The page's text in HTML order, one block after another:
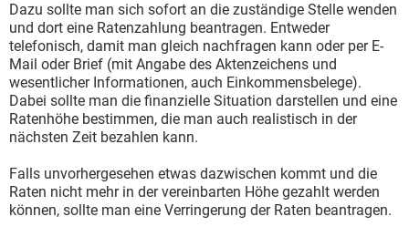
Dazu sollte man sich sofort an die zuständige Stelle wenden
und dort eine Ratenzahlung beantragen. Entweder
telefonisch, damit man gleich nachfragen kann oder per E-
Mail oder Brief (mit Angabe des Aktenzeichens und
wesentlicher Informationen, auch Einkommensbelege).
Dabei sollte man die finanzielle Situation darstellen und eine
Ratenhöhe bestimmen, die man auch realistisch in der
nächsten Zeit bezahlen kann.
Falls unvorhergesehen etwas dazwischen kommt und die
Raten nicht mehr in der vereinbarten Höhe gezahlt werden
können, sollte man eine Verringerung der Raten beantragen.